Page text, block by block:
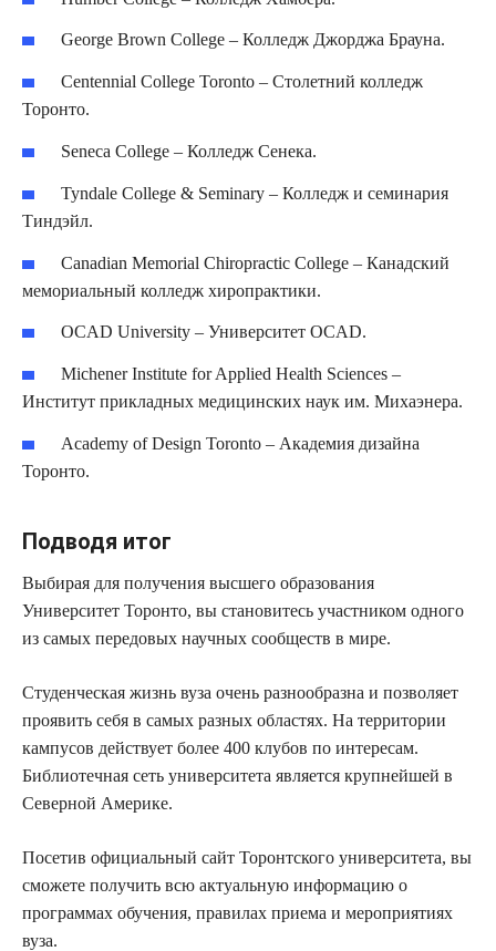
George Brown College – Колледж Джорджа Брауна.
Centennial College Toronto – Столетний колледж
Торонто.
Seneca College – Колледж Сенека.
Tyndale College & Seminary – Колледж и семинария
Тиндэйл.
Canadian Memorial Chiropractic College – Канадский
мемориальный колледж хиропрактики.
OCAD University – Университет OCAD.
Michener Institute for Applied Health Sciences –
Институт прикладных медицинских наук им. Михаэнера.
Academy of Design Toronto – Академия дизайна
Торонто.
Подводя итог
Выбирая для получения высшего образования
Университет Торонто, вы становитесь участником одного
из самых передовых научных сообществ в мире.
Студенческая жизнь вуза очень разнообразна и позволяет
проявить себя в самых разных областях. На территории
кампусов действует более 400 клубов по интересам.
Библиотечная сеть университета является крупнейшей в
Северной Америке.
Посетив официальный сайт Торонтского университета, вы
сможете получить всю актуальную информацию о
программах обучения, правилах приема и мероприятиях
вуза.